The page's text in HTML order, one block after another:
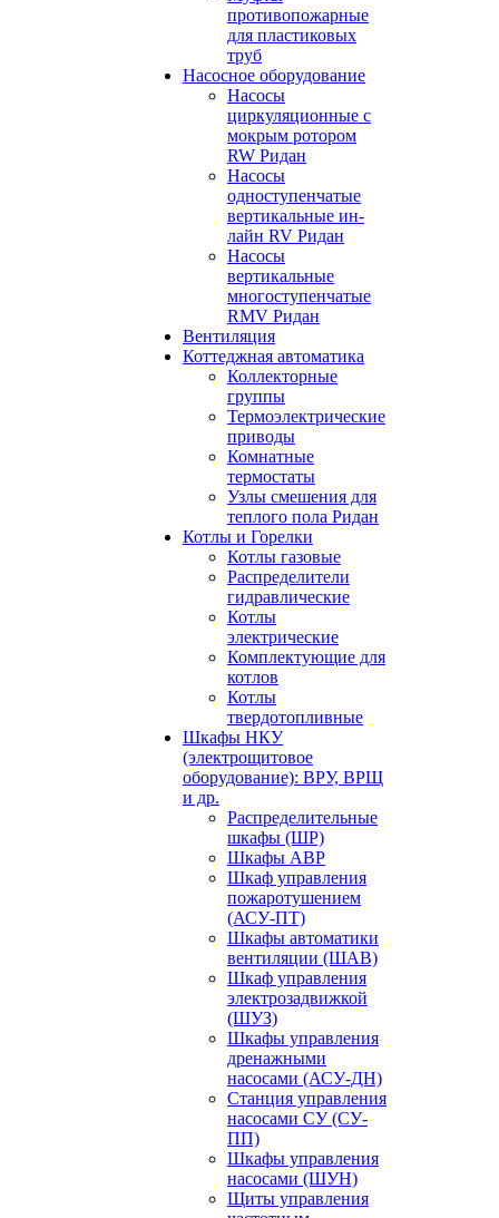
противопожарные
для пластиковых
труб
Насосное оборудование
Насосы
циркуляционные с
мокрым ротором
RW Ридан
Насосы
одноступенчатые
вертикальные ин-
лайн RV Ридан
Насосы
вертикальные
многоступенчатые
RMV Ридан
Вентиляция
Коттеджная автоматика
Коллекторные
группы
Термоэлектрические
приводы
Комнатные
термостаты
Узлы смешения для
теплого пола Ридан
Котлы и Горелки
Котлы газовые
Распределители
гидравлические
Котлы
электрические
Комплектующие для
котлов
Котлы
твердотопливные
Шкафы НКУ
(электрощитовое
оборудование): ВРУ, ВРЩ
и др.
Распределительные
шкафы (ШР)
Шкафы АВР
Шкаф управления
пожаротушением
(АСУ-ПТ)
Шкафы автоматики
вентиляции (ШАВ)
Шкаф управления
электрозадвижкой
(ШУЗ)
Шкафы управления
дренажными
насосами (АСУ-ДН)
Станция управления
насосами СУ (СУ-
ПП)
Шкафы управления
насосами (ШУН)
Щиты управления